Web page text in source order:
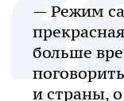
— Режим
больше
и страны,